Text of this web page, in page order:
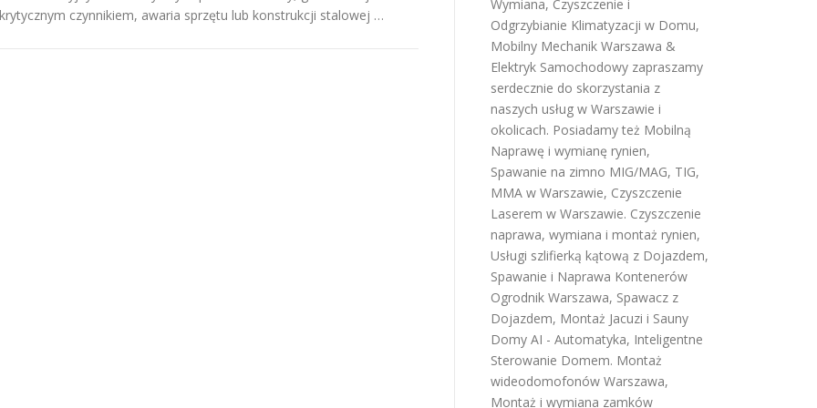
krytycznym czynnikiem, awaria sprzętu lub konstrukcji stalowej …
Wymiana, Czyszczenie i
Odgrzybianie Klimatyzacji w Domu,
Mobilny Mechanik Warszawa &
Elektryk Samochodowy zapraszamy
serdecznie do skorzystania z
naszych usług w Warszawie i
okolicach. Posiadamy też Mobilną
Naprawę i wymianę rynien,
Spawanie na zimno MIG/MAG, TIG,
MMA w Warszawie, Czyszczenie
Laserem w Warszawie. Czyszczenie
naprawa, wymiana i montaż rynien,
Usługi szlifierką kątową z Dojazdem,
Spawanie i Naprawa Kontenerów
Ogrodnik Warszawa, Spawacz z
Dojazdem, Montaż Jacuzi i Sauny
Domy AI - Automatyka, Inteligentne
Sterowanie Domem. Montaż
wideodomofonów Warszawa,
Montaż i wymiana zamków